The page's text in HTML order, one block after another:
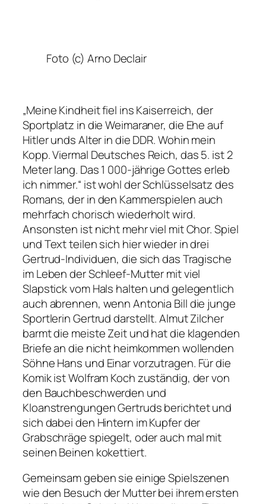
Foto (c) Arno Declair
„Meine Kindheit fiel ins Kaiserreich, der
Sportplatz in die Weimaraner, die Ehe auf
Hitler unds Alter in die DDR. Wohin mein
Kopp. Viermal Deutsches Reich, das 5. ist 2
Meter lang. Das 1 000-jährige Gottes erleb
ich nimmer.“ ist wohl der Schlüsselsatz des
Romans, der in den Kammerspielen auch
mehrfach chorisch wiederholt wird.
Ansonsten ist nicht mehr viel mit Chor. Spiel
und Text teilen sich hier wieder in drei
Gertrud-Individuen, die sich das Tragische
im Leben der Schleef-Mutter mit viel
Slapstick vom Hals halten und gelegentlich
auch abrennen, wenn Antonia Bill die junge
Sportlerin Gertrud darstellt. Almut Zilcher
barmt die meiste Zeit und hat die klagenden
Briefe an die nicht heimkommen wollenden
Söhne Hans und Einar vorzutragen. Für die
Komik ist Wolfram Koch zuständig, der von
den Bauchbeschwerden und
Kloanstrengungen Gertruds berichtet und
sich dabei den Hintern im Kupfer der
Grabschräge spiegelt, oder auch mal mit
seinen Beinen kokettiert.
Gemeinsam geben sie einige Spielszenen
wie den Besuch der Mutter bei ihrem ersten